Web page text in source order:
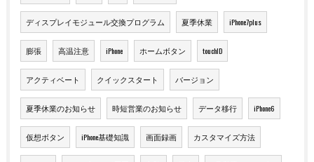
ディスプレイモジュール交換プログラム 夏季休業 iPhone7plus
膨張 高温注意 iPhone ホームボタン touchID
アクティベート クイックスタート バージョン
夏季休業のお知らせ 時短営業のお知らせ データ移行 iPhone6
仮想ボタン iPhone基礎知識 画面録画 カスタマイズ方法